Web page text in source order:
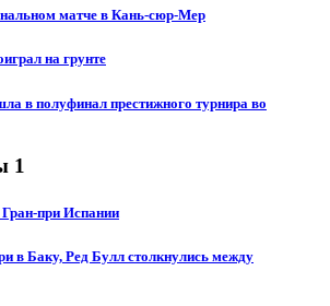
матче в Кань-сюр-Мер
на грунте
в полуфинал престижного турнира во
1
при Испании
в Баку, Ред Булл столкнулись между